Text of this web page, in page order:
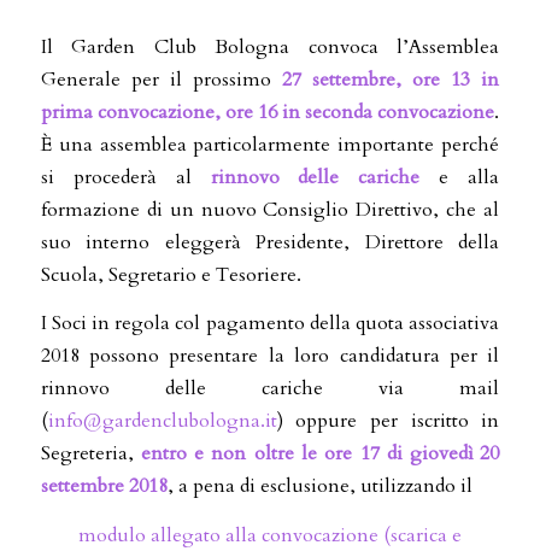
Il Garden Club Bologna convoca l’Assemblea
Generale per il prossimo 27 settembre, ore 13 in
prima convocazione, ore 16 in seconda convocazione.
È una assemblea particolarmente importante perché
si procederà al rinnovo delle cariche e alla
formazione di un nuovo Consiglio Direttivo, che al
suo interno eleggerà Presidente, Direttore della
Scuola, Segretario e Tesoriere.
I Soci in regola col pagamento della quota associativa
2018 possono presentare la loro candidatura per il
rinnovo delle cariche via mail
(info@gardenclubologna.it) oppure per iscritto in
Segreteria, entro e non oltre le ore 17 di giovedì 20
settembre 2018, a pena di esclusione, utilizzando il
modulo allegato alla convocazione (scarica e